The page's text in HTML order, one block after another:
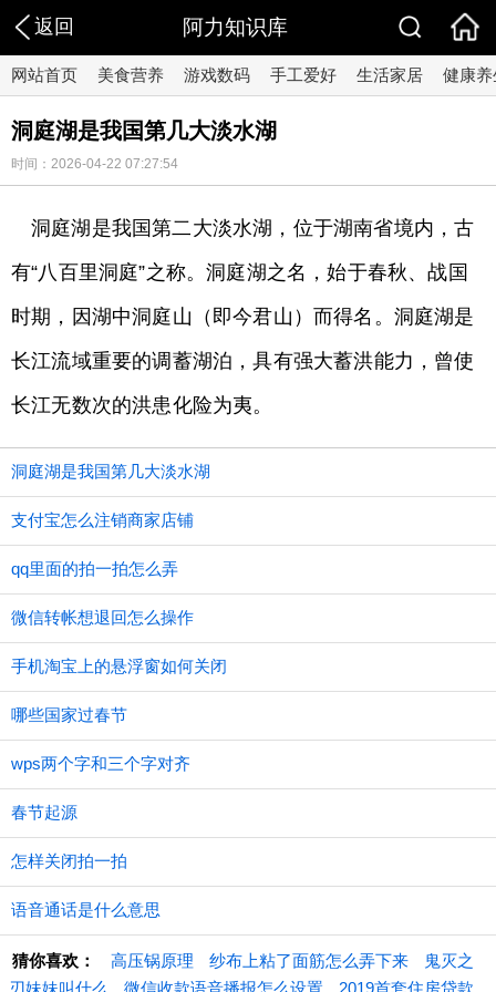
返回 阿力知识库
网站首页 美食营养 游戏数码 手工爱好 生活家居 健康养
洞庭湖是我国第几大淡水湖
时间：2026-04-22 07:27:54
洞庭湖是我国第二大淡水湖，位于湖南省境内，古
有“八百里洞庭”之称。洞庭湖之名，始于春秋、战国
时期，因湖中洞庭山（即今君山）而得名。洞庭湖是
长江流域重要的调蓄湖泊，具有强大蓄洪能力，曾使
长江无数次的洪患化险为夷。
洞庭湖是我国第几大淡水湖
支付宝怎么注销商家店铺
qq里面的拍一拍怎么弄
微信转帐想退回怎么操作
手机淘宝上的悬浮窗如何关闭
哪些国家过春节
wps两个字和三个字对齐
春节起源
怎样关闭拍一拍
语音通话是什么意思
猜你喜欢： 高压锅原理 纱布上粘了面筋怎么弄下来
鬼灭之
刃妹妹叫什么
微信收款语音播报怎么设置 2019首套住房贷款